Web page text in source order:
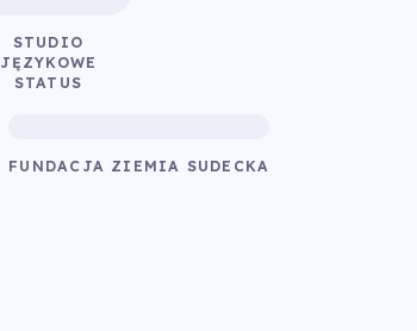
STUDIO
JĘZYKOWE
STATUS
FUNDACJA ZIEMIA SUDECKA